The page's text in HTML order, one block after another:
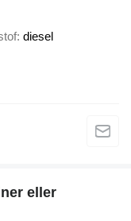
diesel
eller